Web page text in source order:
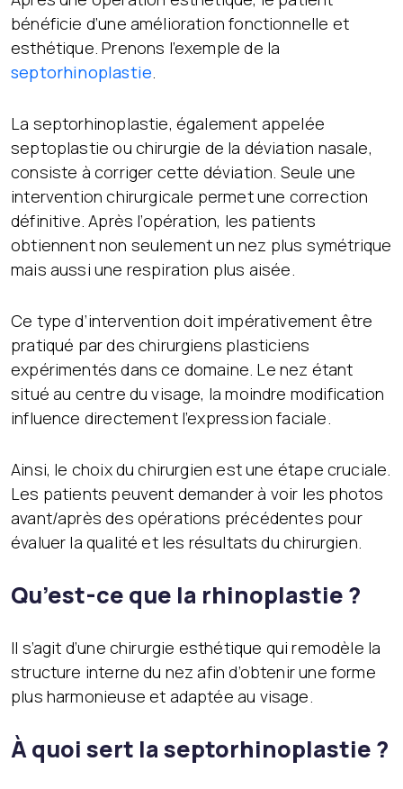
bénéficie d’une amélioration fonctionnelle et
esthétique. Prenons l’exemple de la
septorhinoplastie
La septorhinoplastie, également appelée
septoplastie ou chirurgie de la déviation nasale,
consiste à corriger cette déviation. Seule une
intervention chirurgicale permet une correction
définitive. Après l’opération, les patients
obtiennent non seulement un nez plus symétrique
mais aussi une respiration plus aisée.
Ce type d’intervention doit impérativement être
pratiqué par des chirurgiens plasticiens
expérimentés dans ce domaine. Le nez étant
situé au centre du visage, la moindre modification
influence directement l’expression faciale.
Ainsi, le choix du chirurgien est une étape cruciale.
Les patients peuvent demander à voir les photos
avant/après des opérations précédentes pour
évaluer la qualité et les résultats du chirurgien.
Qu’est-ce que la rhinoplastie ?
Il s’agit d’une chirurgie esthétique qui remodèle la
structure interne du nez afin d’obtenir une forme
plus harmonieuse et adaptée au visage.
À quoi sert la septorhinoplastie ?